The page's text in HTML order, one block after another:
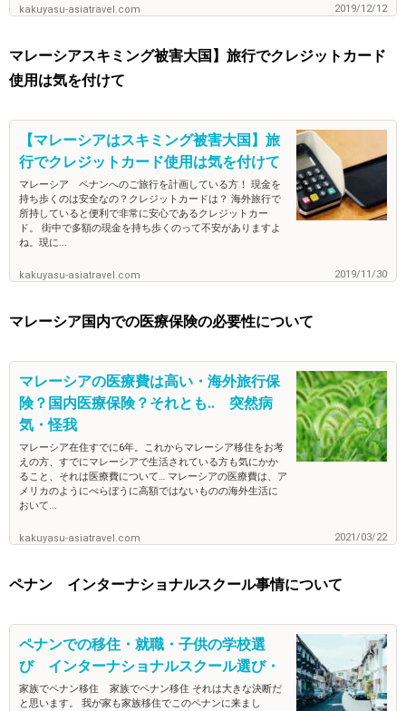
kakuyasu-asiatravel.com 2019/12/12
マレーシアスキミング被害大国】旅行でクレジットカード
使用は気を付けて
【マレーシアはスキミング被害大国】旅
行でクレジットカード使用は気を付けて
マレーシア ペナンへのご旅行を計画している方！ 現金を
持ち歩くのは安全なの？クレジットカードは？ 海外旅行で
所持していると便利で非常に安心であるクレジットカー
ド。 街中で多額の現金を持ち歩くのって不安がありますよ
ね。現に...
kakuyasu-asiatravel.com 2019/11/30
マレーシア国内での医療保険の必要性について
マレーシアの医療費は高い・海外旅行保
険？国内医療保険？それとも‥ 突然病
気・怪我
マレーシア在住すでに6年。これからマレーシア移住をお考
えの方、すでにマレーシアで生活されている方も気にかか
ること、それは医療費について… マレーシアの医療費は、ア
メリカのようにべらぼうに高額ではないものの海外生活に
おいて...
kakuyasu-asiatravel.com 2021/03/22
ペナン インターナショナルスクール事情について
ペナンでの移住・就職・子供の学校選
び インターナショナルスクール選び・
家族でペナン移住 家族でペナン移住 それは大きな決断だ
と思います。 我が家も家族移住でこのペナンに来まし